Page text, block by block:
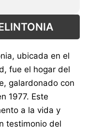
ubicada en el
fue el hogar del
galardonado con
1977. Este
a la vida y
testimonio del